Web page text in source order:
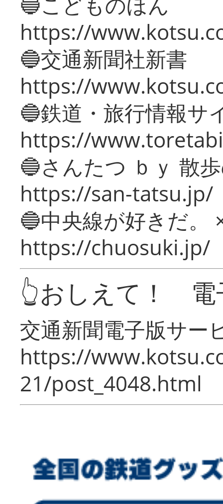
https://
🔵交通新聞社新書
https://
🔵鉄道・旅行情報サ
https://
🔵さんたつ ｂｙ 散
https://san-tatsu.jp/
🔵中央線が好きだ。
https://chuosuki.jp/
👆おしえて！ 電
交通新聞電子版サー
https://
21/post_4048.html